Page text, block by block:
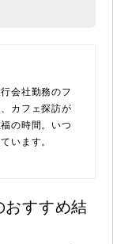
会社勤務のフ
カフェ探訪が
の時間。いつ
います。
おすすめ結